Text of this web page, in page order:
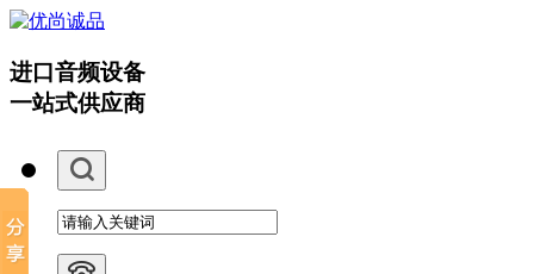
进口音频设备
一站式供应商